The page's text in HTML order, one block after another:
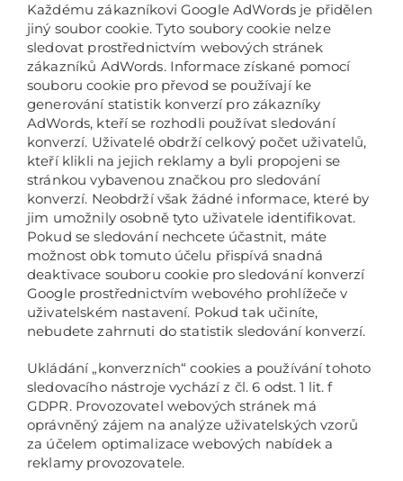
Každému zákazníkovi Google AdWords je přidělen
jiný soubor cookie. Tyto soubory cookie nelze
sledovat prostřednictvím webových stránek
zákazníků AdWords. Informace získané pomocí
souboru cookie pro převod se používají ke
generování statistik konverzí pro zákazníky
AdWords, kteří se rozhodli používat sledování
konverzí. Uživatelé obdrží celkový počet uživatelů,
kteří klikli na jejich reklamy a byli propojeni se
stránkou vybavenou značkou pro sledování
konverzí. Neobdrží však žádné informace, které by
jim umožnily osobně tyto uživatele identifikovat.
Pokud se sledování nechcete účastnit, máte
možnost obk tomuto účelu přispívá snadná
deaktivace souboru cookie pro sledování konverzí
Google prostřednictvím webového prohlížeče v
uživatelském nastavení. Pokud tak učiníte,
nebudete zahrnuti do statistik sledování konverzí.
Ukládání „konverzních“ cookies a používání tohoto
sledovacího nástroje vychází z čl. 6 odst. 1 lit. f
GDPR. Provozovatel webových stránek má
oprávněný zájem na analýze uživatelských vzorů
za účelem optimalizace webových nabídek a
reklamy provozovatele.